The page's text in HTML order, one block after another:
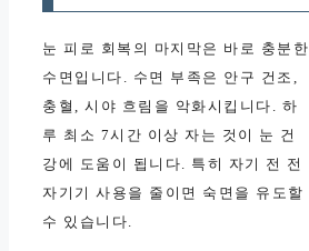
눈 피로 회복의 마지막은 바로 충분한
수면입니다. 수면 부족은 안구 건조,
충혈, 시야 흐림을 악화시킵니다. 하
루 최소 7시간 이상 자는 것이 눈 건
강에 도움이 됩니다. 특히 자기 전 전
자기기 사용을 줄이면 숙면을 유도할
수 있습니다.